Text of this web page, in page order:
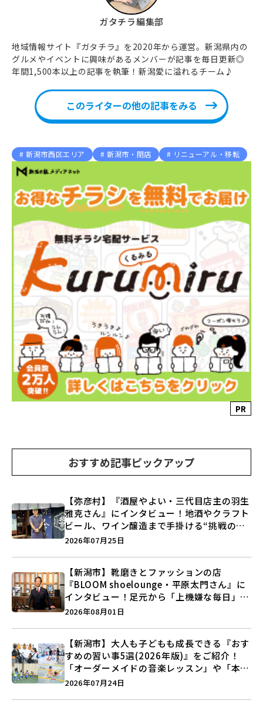
ガタチラ編集部
地域情報サイト『ガタチラ』を2020年から運営。新潟県内の
グルメやイベントに興味があるメンバーが記事を毎日更新◎
年間1,500本以上の記事を執筆！新潟愛に溢れるチーム♪
このライターの他の記事をみる
新潟市西区エリア 新潟市・閉店 リニューアル・移転
PR
おすすめ記事ピックアップ
【弥彦村】『酒屋やよい・三代目店主の羽生
雅克さん』にインタビュー！地酒やクラフト
ビール、ワイン醸造まで手掛ける“挑戦の歴
史”に迫る♪
2026年07月25日
【新潟市】靴磨きとファッションの店
『BLOOM shoelounge・平原太門さん』に
インタビュー！足元から「上機嫌な毎日」を
つくる装いの提案とは？
2026年08月01日
【新潟市】大人も子どもも成長できる『おす
すめの習い事5選(2026年版)』をご紹介！
「オーダーメイドの音楽レッスン」や「本格
キックボクシング」で新しい自分を見つけよ
2026年07月24日